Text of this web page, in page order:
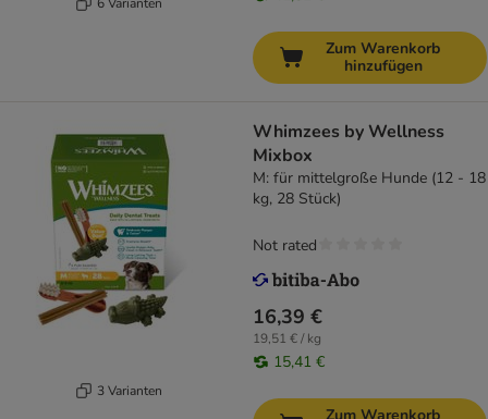
Zum Warenkorb
hinzufügen
3 Varianten
Whimzees by Wellness
Mixbox
M: für mittelgroße Hunde (12 - 18
kg, 28 Stück)
16,39 €
19,51 € / kg
15,41 €
Not rated